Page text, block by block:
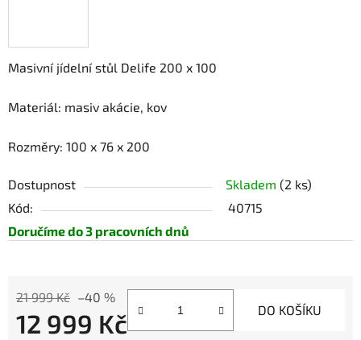
Masivní jídelní stůl Delife 200 x 100
Materiál: masiv akácie, kov
Rozměry: 100 x 76 x 200
Dostupnost Skladem (2 ks)
Kód:
40715
Doručíme do 3 pracovních dnů
21 999 Kč –40 %
12 999 Kč DO KOŠÍKU